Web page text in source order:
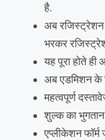
है.
अब रजिस्ट्रेशन
भरकर
यह पूरा होते ही
अब एडमिशन के
महत्वपूर्ण
शुल्क का
एप्लीकेशन